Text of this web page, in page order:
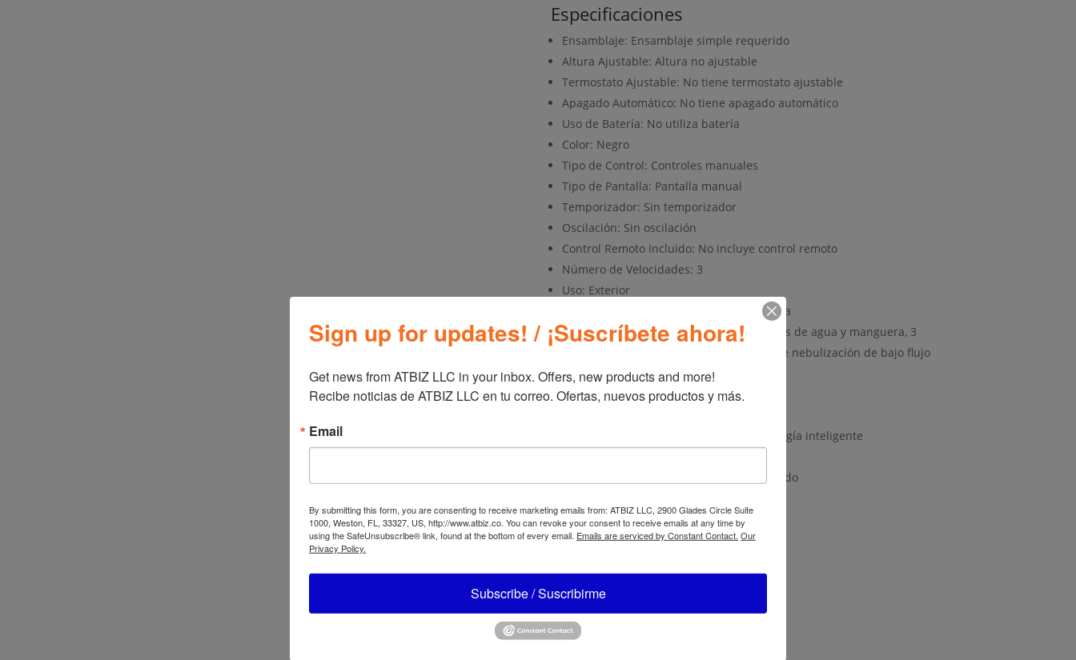
Especificaciones
Ensamblaje: Ensamblaje simple requerido
Altura Ajustable: Altura no ajustable
Termostato Ajustable: No tiene termostato ajustable
Apagado Automático: No tiene apagado automático
Uso de Batería: No utiliza batería
Color: Negro
Tipo de Control: Controles manuales
Tipo de Pantalla: Pantalla manual
Temporizador: Sin temporizador
Oscilación: Sin oscilación
Control Remoto Incluido: No incluye control remoto
Número de Velocidades: 3
Uso: Exterior
Duración de la Garantía: 1 año de garantía
Accesorios Incluidos: Ventilador, 2 válvulas de agua y manguera, 3
accesorios de nebulización, 4 boquillas de nebulización de bajo flujo
Nivel de Ruido dB Alto: 57.6 dBa
Nivel de Ruido dB Bajo: 51.7 dBa
Tecnología Inteligente: No incluye tecnología inteligente
Área Máxima de Cobertura: No especificado
Rendimiento
Corriente: 0.8 A
Medidas
Sign up for updates! / ¡Suscríbete ahora!
Get news from ATBIZ LLC in your inbox. Offers, new products and more!
Recibe noticias de ATBIZ LLC en tu correo. Ofertas, nuevos productos y más.
Email
By submitting this form, you are consenting to receive marketing emails from: ATBIZ LLC, 2900 Glades Circle Suite
1000, Weston, FL, 33327, US, http://www.atbiz.co. You can revoke your consent to receive emails at any time by
using the SafeUnsubscribe® link, found at the bottom of every email. Emails are serviced by Constant Contact. Our
Privacy Policy.
Subscribe / Suscribirme